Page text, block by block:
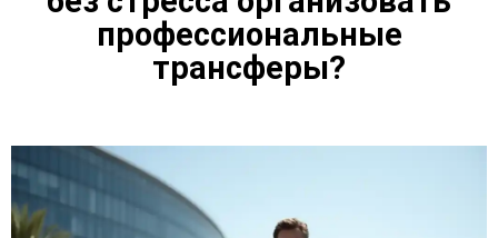
профессиональные
трансферы?